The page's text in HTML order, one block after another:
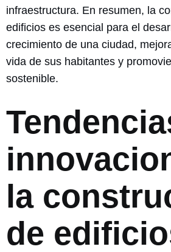
infraestructura. En resumen, la
edificios es esencial para el
crecimiento de una ciudad,
vida de sus habitantes y
sostenible.
la
de